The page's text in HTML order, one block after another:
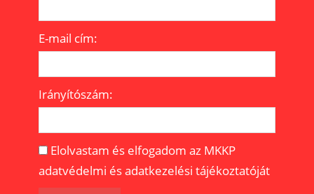
E-mail cím:
Irányítószám:
Elolvastam és elfogadom az MKKP
adatvédelmi és adatkezelési tájékoztatóját